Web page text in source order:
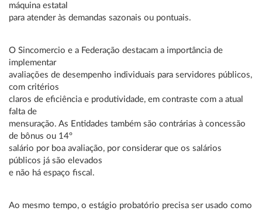
máquina estatal
para atender às demandas sazonais ou pontuais.
O Sincomercio e a Federação destacam a importância de
implementar
avaliações de desempenho individuais para servidores públicos,
com critérios
claros de eficiência e produtividade, em contraste com a atual
falta de
mensuração. As Entidades também são contrárias à concessão
de bônus ou 14º
salário por boa avaliação, por considerar que os salários
públicos já são elevados
e não há espaço fiscal.
Ao mesmo tempo, o estágio probatório precisa ser usado como